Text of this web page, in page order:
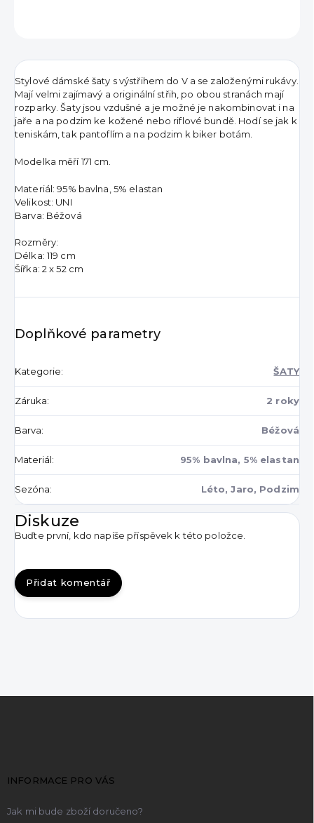
Stylové dámské šaty s výstřihem do V a se založenými rukávy.
Mají velmi zajímavý a originální střih, po obou stranách mají
rozparky. Šaty jsou vzdušné a je možné je nakombinovat i na
jaře a na podzim ke kožené nebo riflové bundě. Hodí se jak k
teniskám, tak pantoflím a na podzim k biker botám.
Modelka měří 171 cm.
Materiál: 95% bavlna, 5% elastan
Velikost: UNI
Barva: Béžová
Rozměry:
Délka: 119 cm
Šířka: 2 x 52 cm
Doplňkové parametry
Kategorie: ŠATY
Záruka: 2 roky
Barva: Béžová
Materiál: 95% bavlna, 5% elastan
Sezóna: Léto, Jaro, Podzim
Diskuze
Buďte první, kdo napíše příspěvek k této položce.
Přidat komentář
INFORMACE PRO VÁS
Jak mi bude zboží doručeno?